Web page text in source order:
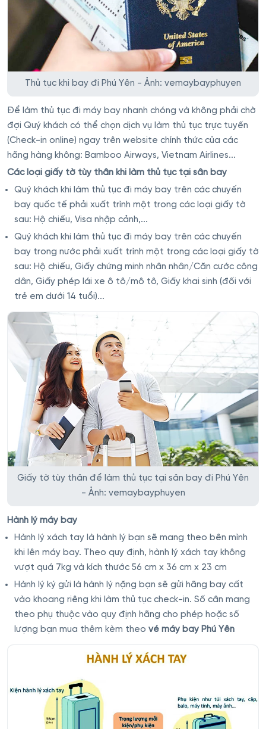
Thủ tục khi bay đi Phú Yên - Ảnh: vemaybayphuyen
Để làm thủ tục đi máy bay nhanh chóng và không phải chờ
đợi Quý khách có thể chọn dịch vụ làm thủ tục trực tuyến
(Check-in online) ngay trên website chính thức của các
hãng hàng không: Bamboo Airways, Vietnam Airlines...
Các loại giấy tờ tùy thân khi làm thủ tục tại sân bay
Quý khách khi làm thủ tục đi máy bay trên các chuyến
bay quốc tế phải xuất trình một trong các loại giấy tờ
sau: Hộ chiếu, Visa nhập cảnh,...
Quý khách khi làm thủ tục đi máy bay trên các chuyến
bay trong nước phải xuất trình một trong các loại giấy tờ
sau: Hộ chiếu, Giấy chứng minh nhân nhân/Căn cước công
dân, Giấy phép lái xe ô tô/mô tô, Giấy khai sinh (đối với
trẻ em dưới 14 tuổi)...
Giấy tờ tùy thân để làm thủ tục tại sân bay đi Phú Yên
- Ảnh: vemaybayphuyen
Hành lý máy bay
Hành lý xách tay là hành lý bạn sẽ mang theo bên mình
khi lên máy bay. Theo quy định, hành lý xách tay không
vượt quá 7kg và kích thước 56 cm x 36 cm x 23 cm
Hành lý ký gửi là hành lý nặng bạn sẽ gửi hãng bay cất
vào khoang riêng khi làm thủ tục check-in. Số cân mang
theo phụ thuộc vào quy định hãng cho phép hoặc số
lượng bạn mua thêm kèm theo vé máy bay Phú Yên